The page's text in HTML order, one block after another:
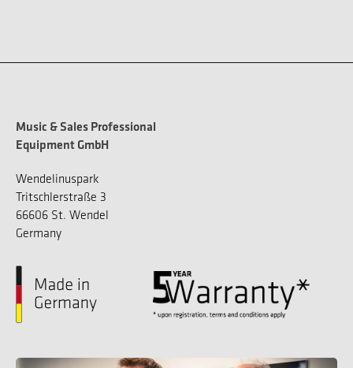
Music & Sales Professional
Equipment GmbH
Wendelinuspark
Tritschlerstraße 3
66606 St. Wendel
Germany